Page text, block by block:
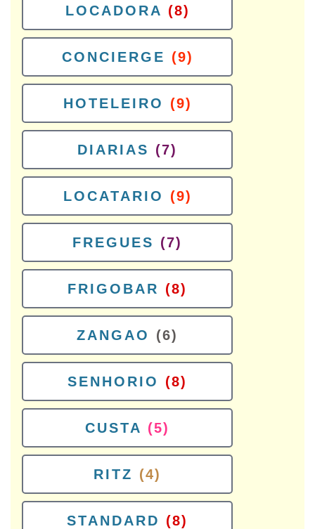
LOCADORA (8)
CONCIERGE (9)
HOTELEIRO (9)
DIARIAS (7)
LOCATARIO (9)
FREGUES (7)
FRIGOBAR (8)
ZANGAO (6)
SENHORIO (8)
CUSTA (5)
RITZ (4)
STANDARD (8)